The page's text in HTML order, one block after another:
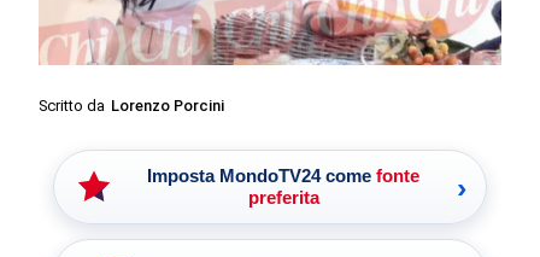
Scritto da Lorenzo Porcini
Imposta MondoTV24 come fonte
preferita
›